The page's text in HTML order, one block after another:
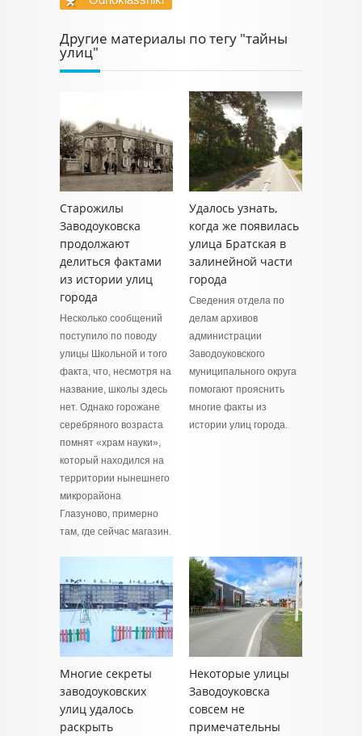
Другие материалы по тегу "тайны
улиц"
Старожилы
Заводоуковска
продолжают
делиться фактами
из истории улиц
города
Несколько сообщений
поступило по поводу
улицы Школьной и того
факта, что, несмотря на
название, школы здесь
нет. Однако горожане
серебряного возраста
помнят «храм науки»,
который находился на
территории нынешнего
микрорайона
Глазуново, примерно
там, где сейчас магазин.
Удалось узнать,
когда же появилась
улица Братская в
залинейной части
города
Сведения отдела по
делам архивов
администрации
Заводоуковского
муниципального округа
помогают прояснить
многие факты из
истории улиц города.
Многие секреты
заводоуковских
улиц удалось
раскрыть
Некоторые улицы
Заводоуковска
совсем не
примечательны